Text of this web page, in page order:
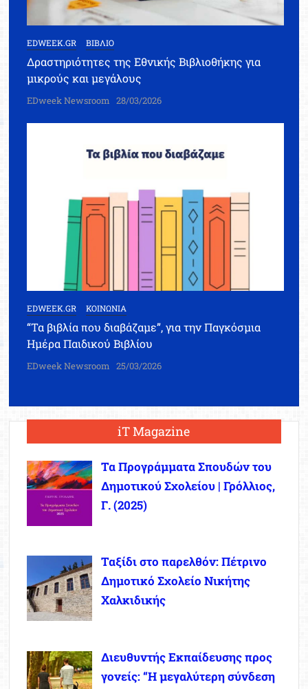
EDWEEK.GR ΒΙΒΛΙΟ
Δραστηριότητες της Εθνικής Βιβλιοθήκης για
μικρούς και μεγάλους
EDweek Newsroom 28/03/2026
EDWEEK.GR ΚΟΙΝΩΝΙΑ
“Τα βιβλία που διαβάζαμε”, για την Παγκόσμια
Ημέρα Παιδικού Βιβλίου
EDweek Newsroom 25/03/2026
iT Magazine
Τα Προγράμματα Σπουδών του
Δημοτικού Σχολείου | Γρόλλιος,
Γ. (2025)
Ταξίδι στο παρελθόν: Πέτρινο
Δημοτικό Σχολείο Νικήτης
Χαλκιδικής
Διευθυντής Εκπαίδευσης προς
γονείς: “Η μεγαλύτερη σύνδεση